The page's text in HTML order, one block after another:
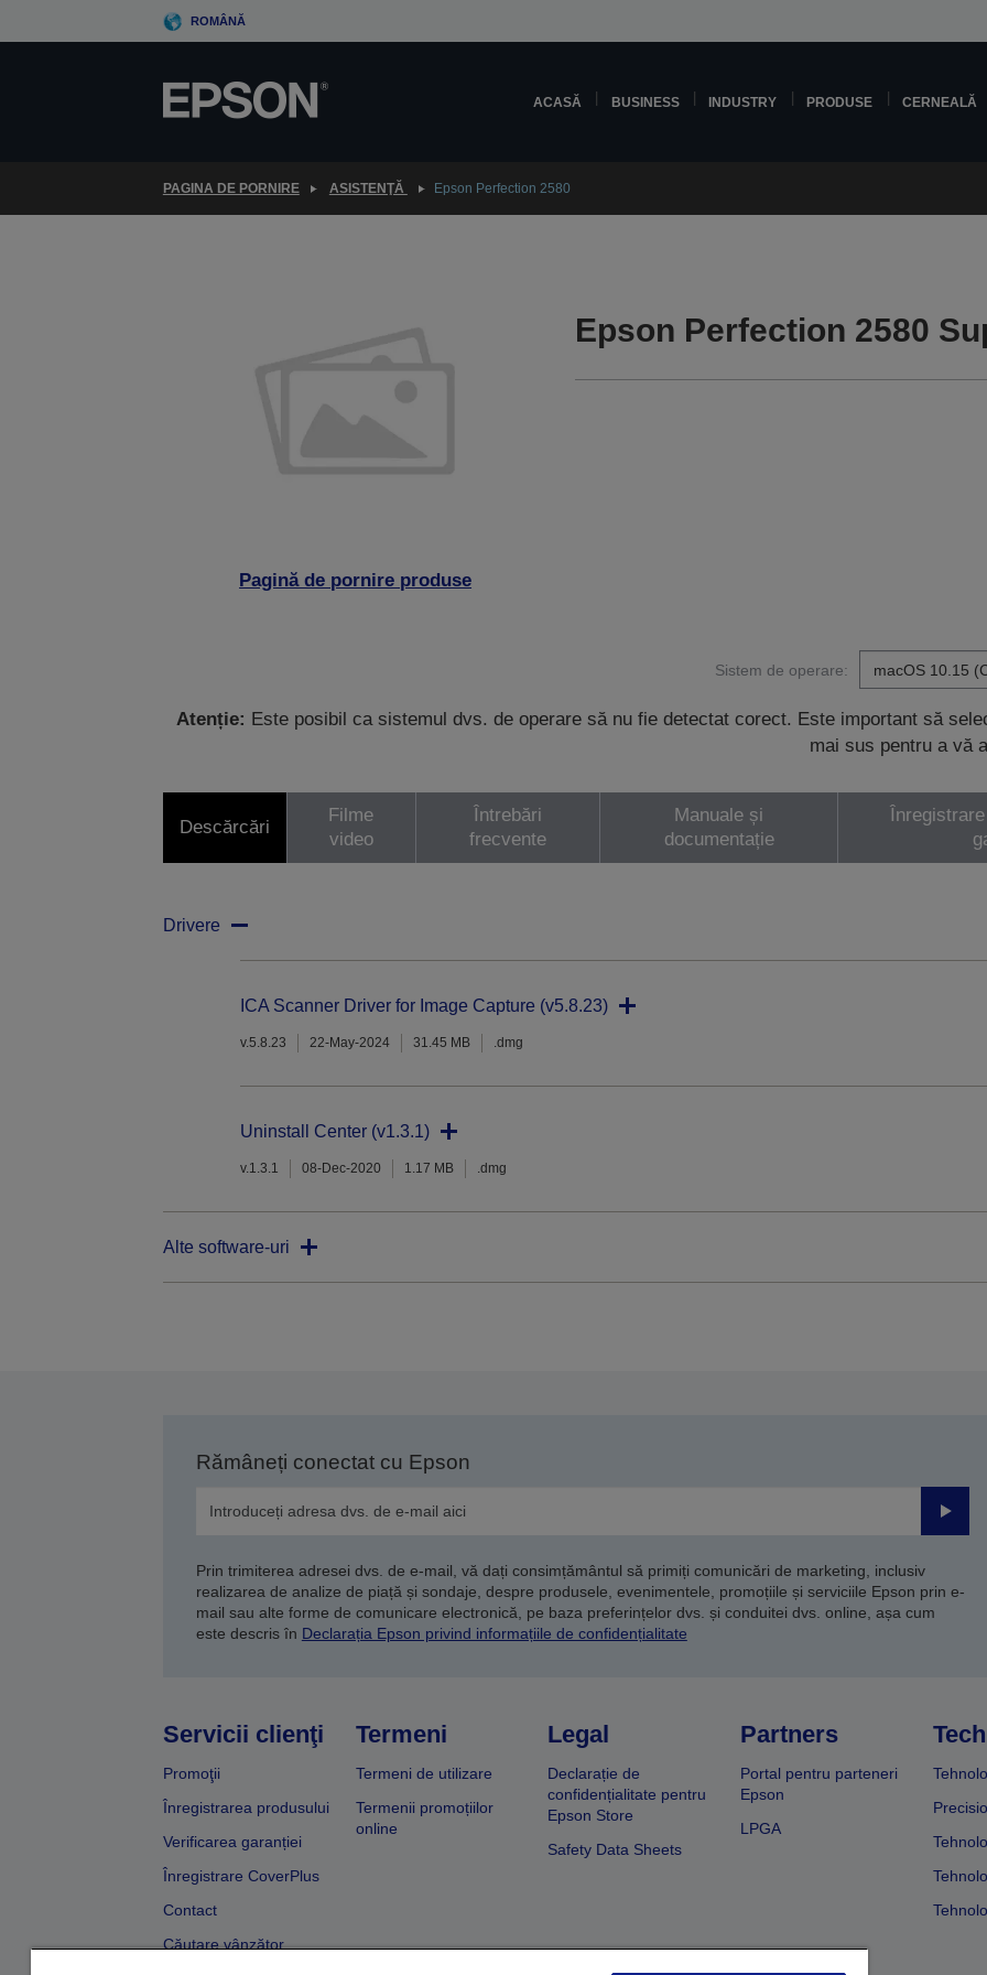
to
ROMÂNĂ
ACASĂ BUSINESS INDUSTRY PRODUSE CERNEALĂ
PAGINA DE PORNIRE ASISTENŢĂ Epson Perfection 2580
Pagină de pornire produse
Epson Perfection 2580
Sistem de operare:
Atenție: Este posibil ca sistemul dvs. de operare să nu fie detectat corect. Este important să
mai sus pentru a vă
Descărcări
Filme
video
Întrebări
frecvente
Manuale și
documentație
Drivere
ICA Scanner Driver for Image Capture (v5.8.23)
v.5.8.23 22-May-2024 31.45 MB .dmg
Uninstall Center (v1.3.1)
v.1.3.1 08-Dec-2020 1.17 MB .dmg
Alte software-uri
Rămâneți conectat cu Epson
Prin trimiterea adresei dvs. de e-mail, vă dați consimțământul să primiți comunicări de marketing, inclusiv
realizarea de analize de piață și sondaje, despre produsele, evenimentele, promoțiile și serviciile Epson prin e-
mail sau alte forme de comunicare electronică, pe baza preferințelor dvs. și conduitei dvs. online, așa cum
este descris în Declarația Epson privind informațiile de confidențialitate
Servicii clienţi
Promoţii
Înregistrarea produsului
Verificarea garanției
Înregistrare CoverPlus
Contact
Căutare vânzător
Termeni
Termeni de utilizare
Termenii promoțiilor
online
Legal
Declarație de
confidențialitate pentru
Epson Store
Safety Data Sheets
Partners
Portal pentru parteneri
Epson
LPGA